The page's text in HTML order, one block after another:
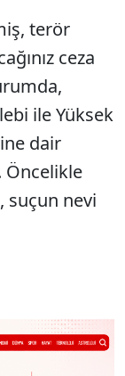
terör
ceza
ile Yüksek
dair
Öncelikle
suçun nevi